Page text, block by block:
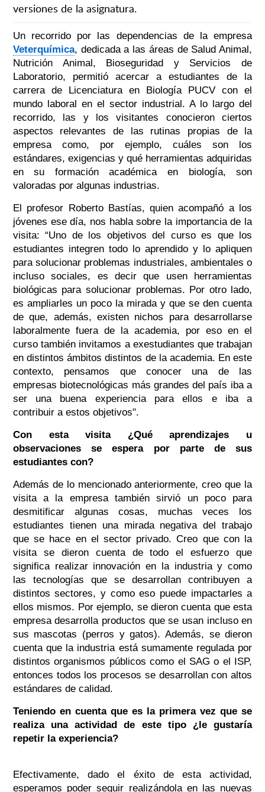
versiones de la asignatura.
Un recorrido por las dependencias de la empresa
Veterquímica, dedicada a las áreas de Salud Animal,
Nutrición Animal, Bioseguridad y Servicios de
Laboratorio, permitió acercar a estudiantes de la
carrera de Licenciatura en Biología PUCV con el
mundo laboral en el sector industrial. A lo largo del
recorrido, las y los visitantes conocieron ciertos
aspectos relevantes de las rutinas propias de la
empresa como, por ejemplo, cuáles son los
estándares, exigencias y qué herramientas adquiridas
en su formación académica en biología, son
valoradas por algunas industrias.
El profesor Roberto Bastías, quien acompañó a los
jóvenes ese día, nos habla sobre la importancia de la
visita: “Uno de los objetivos del curso es que los
estudiantes integren todo lo aprendido y lo apliquen
para solucionar problemas industriales, ambientales o
incluso sociales, es decir que usen herramientas
biológicas para solucionar problemas. Por otro lado,
es ampliarles un poco la mirada y que se den cuenta
de que, además, existen nichos para desarrollarse
laboralmente fuera de la academia, por eso en el
curso también invitamos a exestudiantes que trabajan
en distintos ámbitos distintos de la academia. En este
contexto, pensamos que conocer una de las
empresas biotecnológicas más grandes del país iba a
ser una buena experiencia para ellos e iba a
contribuir a estos objetivos".
Con esta visita ¿Qué aprendizajes u
observaciones se espera por parte de sus
estudiantes con?
Además de lo mencionado anteriormente, creo que la
visita a la empresa también sirvió un poco para
desmitificar algunas cosas, muchas veces los
estudiantes tienen una mirada negativa del trabajo
que se hace en el sector privado. Creo que con la
visita se dieron cuenta de todo el esfuerzo que
significa realizar innovación en la industria y como
las tecnologías que se desarrollan contribuyen a
distintos sectores, y como eso puede impactarles a
ellos mismos. Por ejemplo, se dieron cuenta que esta
empresa desarrolla productos que se usan incluso en
sus mascotas (perros y gatos). Además, se dieron
cuenta que la industria está sumamente regulada por
distintos organismos públicos como el SAG o el ISP,
entonces todos los procesos se desarrollan con altos
estándares de calidad.
Teniendo en cuenta que es la primera vez que se
realiza una actividad de este tipo ¿le gustaría
repetir la experiencia?
Efectivamente, dado el éxito de esta actividad,
esperamos poder seguir realizándola en las nuevas